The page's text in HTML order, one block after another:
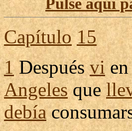
Pulse aquí
Capítulo 15
1Despuésvi
Angelesque
debía